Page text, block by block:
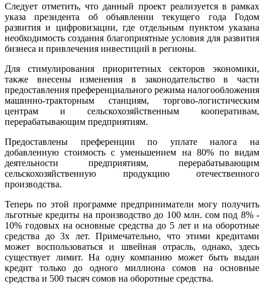
Следует отметить, что данный проект реализуется в рамках
указа президента об объявлении текущего года Годом
развития и цифровизации, где отдельным пунктом указана
необходимость создания благоприятные условия для развития
бизнеса и привлечения инвестиций в регионы.
Для стимулирования приоритетных секторов экономики,
также внесены изменения в законодательство в части
предоставления преференциального режима налогообложения
машинно-тракторным станциям, торгово-логистическим
центрам и сельскохозяйственным кооперативам,
перерабатывающим предприятиям.
Предоставлены преференции по уплате налога на
добавленную стоимость с уменьшением на 80% по видам
деятельности предприятиям, перерабатывающим
сельскохозяйственную продукцию отечественного
производства.
Теперь по этой программе предприниматели могу получить
льготные кредиты на производство до 100 млн. сом под 8% -
10% годовых на основные средства до 5 лет и на оборотные
средства до 3х лет. Примечательно, что этими кредитами
может воспользоваться и швейная отрасль, однако, здесь
существует лимит. На одну компанию может быть выдан
кредит только до одного миллиона сомов на основные
средства и 500 тысяч сомов на оборотные средства.